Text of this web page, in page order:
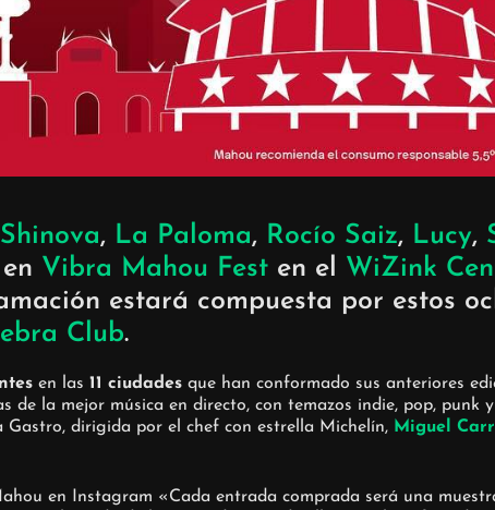
Shinova, La Paloma, Rocío Saiz, Lucy,
Vibra Mahou Festen el WiZink
estará compuesta por estos
Club.
en las 11 ciudadesque han conformado sus anteriores
de la mejor música en directo, con temazos indie, pop, punk
dirigida por el chef con estrella Michelín, Miguel
en Instagram «Cada entrada comprada será una